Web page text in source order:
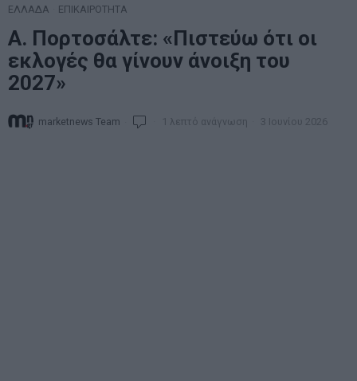
ΕΛΛΑΔΑ ΕΠΙΚΑΙΡΟΤΗΤΑ
Α. Πορτοσάλτε: «Πιστεύω ότι οι
εκλογές θα γίνουν άνοιξη του
2027»
marketnews Team 1 λεπτό ανάγνωση 3 Ιουνίου 2026